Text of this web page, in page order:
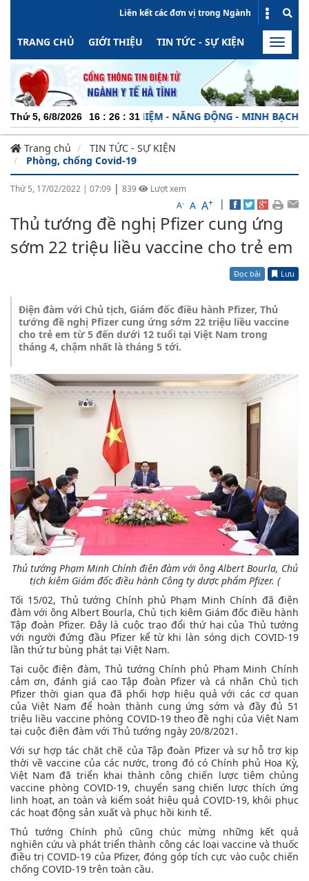
Liên kết các đơn vị trong Ngành
TRANG CHỦ GIỚI THIỆU TIN TỨC - SỰ KIỆN HOẠT
Toggle
Thứ 5, 6/8/2026 16 : 26 : 32
NGHIỆP - TRÁCH NHIỆM - NĂNG ĐỘNG - MINH BẠCH -
Trang chủ
TIN TỨC - SỰ KIỆN
Phòng, chống Covid-19
Thứ 5, 17/02/2022 | 07:09 | 839
Lượt xem
A- A A+ |
Thủ tướng đề nghị Pfizer cung ứng
sớm 22 triệu liều vaccine cho trẻ em
Đọc bài Lưu
Điện đàm với Chủ tịch, Giám đốc điều hành Pfizer, Thủ
tướng đề nghị Pfizer cung ứng sớm 22 triệu liều vaccine
cho trẻ em từ 5 đến dưới 12 tuổi tại Việt Nam trong
tháng 4, chậm nhất là tháng 5 tới.
Thủ tướng Phạm Minh Chính điện đàm với ông Albert Bourla, Chủ
tịch kiêm Giám đốc điều hành Công ty dược phẩm Pfizer. (
Tối 15/02, Thủ tướng Chính phủ Phạm Minh Chính đã điện
đàm với ông Albert Bourla, Chủ tịch kiêm Giám đốc điều hành
Tập đoàn Pfizer. Đây là cuộc trao đổi thứ hai của Thủ tướng
với người đứng đầu Pfizer kể từ khi làn sóng dịch COVID-19
lần thứ tư bùng phát tại Việt Nam.
Tại cuộc điện đàm, Thủ tướng Chính phủ Phạm Minh Chính
cảm ơn, đánh giá cao Tập đoàn Pfizer và cá nhân Chủ tịch
Pfizer thời gian qua đã phối hợp hiệu quả với các cơ quan
của Việt Nam để hoàn thành cung ứng sớm và đầy đủ 51
triệu liều vaccine phòng COVID-19 theo đề nghị của Việt Nam
tại cuộc điện đàm với Thủ tướng ngày 20/8/2021.
Với sự hợp tác chặt chẽ của Tập đoàn Pfizer và sự hỗ trợ kịp
thời về vaccine của các nước, trong đó có Chính phủ Hoa Kỳ,
Việt Nam đã triển khai thành công chiến lược tiêm chủng
vaccine phòng COVID-19, chuyển sang chiến lược thích ứng
linh hoạt, an toàn và kiểm soát hiệu quả COVID-19, khôi phục
các hoạt động sản xuất và phục hồi kinh tế.
Thủ tướng Chính phủ cũng chúc mừng những kết quả
nghiên cứu và phát triển thành công các loại vaccine và thuốc
điều trị COVID-19 của Pfizer, đóng góp tích cực vào cuộc chiến
chống COVID-19 trên toàn cầu.